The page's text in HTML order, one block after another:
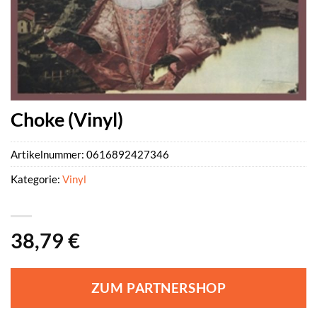
Choke (Vinyl)
38,79 €
ZUM PARTNERSHOP
Artikelnummer: 0616892427346
Kategorie: Vinyl